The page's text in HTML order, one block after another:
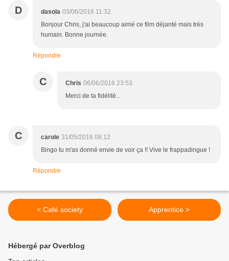
D dasola 03/06/2016 11:32
Bonjour Chris, j'ai beaucoup aimé ce film déjanté mais très
humain. Bonne journée.
Répondre
C Chris 06/06/2016 23:53
Merci de ta fidélité...
C carole 31/05/2016 08:12
Bingo tu m'as donné envie de voir ça !! Vive le frappadingue !
Répondre
< Café society Apprentice >
Hébergé par Overblog